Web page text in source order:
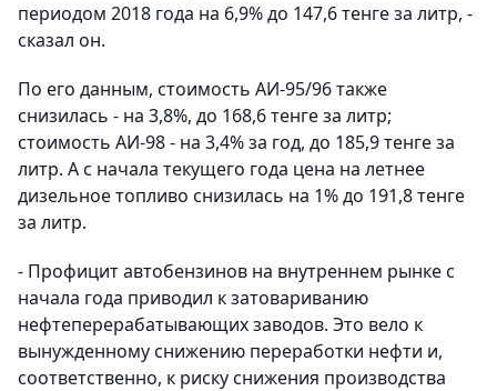
периодом 2018 года на 6,9% до 147,6 тенге за литр, -
сказал он.
По его данным, стоимость АИ-95/96 также
снизилась - на 3,8%, до 168,6 тенге за литр;
стоимость АИ-98 - на 3,4% за год, до 185,9 тенге за
литр. А с начала текущего года цена на летнее
дизельное топливо снизилась на 1% до 191,8 тенге
за литр.
- Профицит автобензинов на внутреннем рынке с
начала года приводил к затовариванию
нефтеперерабатывающих заводов. Это вело к
вынужденному снижению переработки нефти и,
соответственно, к риску снижения производства